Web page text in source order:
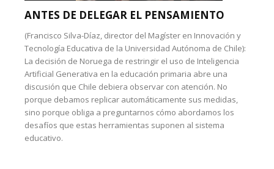
ANTES DE DELEGAR EL PENSAMIENTO
(Francisco Silva-Díaz, director del Magíster en Innovación y
Tecnología Educativa de la Universidad Autónoma de Chile):
La decisión de Noruega de restringir el uso de Inteligencia
Artificial Generativa en la educación primaria abre una
discusión que Chile debiera observar con atención. No
porque debamos replicar automáticamente sus medidas,
sino porque obliga a preguntarnos cómo abordamos los
desafíos que estas herramientas suponen al sistema
educativo.